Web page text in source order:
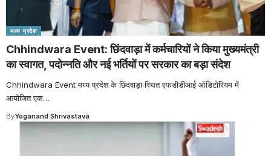
मध्य प्रदेश
Chhindwara Event: छिंदवाड़ा में कर्मचारियों ने किया मुख्यमंत्री
का स्वागत, पदोन्नति और नई भर्तियों पर सरकार का बड़ा संदेश
Chhindwara Event मध्य प्रदेश के छिंदवाड़ा स्थित एफडीडीआई ऑडिटोरियम में
आयोजित एक…
ByYoganand Shrivastava